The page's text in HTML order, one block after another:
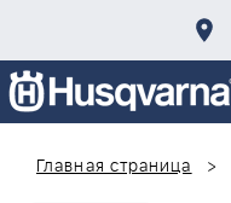
Главная страница